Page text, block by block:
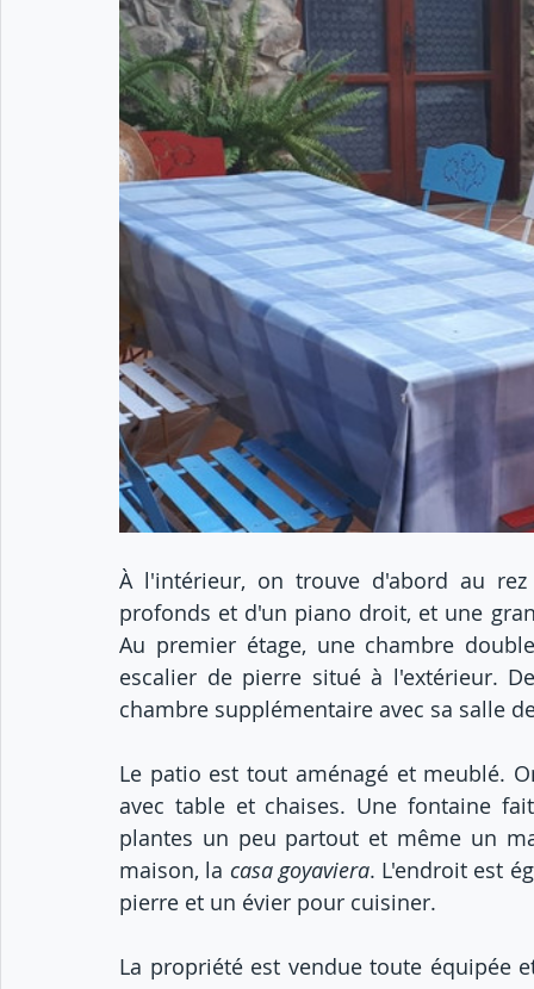
À l'intérieur, on trouve d'abord au
profonds et d'un piano droit, et une
Au premier étage, une chambre
escalier de pierre situé à l'extérieur.
chambre supplémentaire avec sa salle
Le patio est tout aménagé et meublé.
avec table et chaises. Une fontaine
plantes un peu partout et même un
maison, la casa goyaviera. L'endroit est
pierre et un évier pour cuisiner.
La propriété est vendue toute équipée